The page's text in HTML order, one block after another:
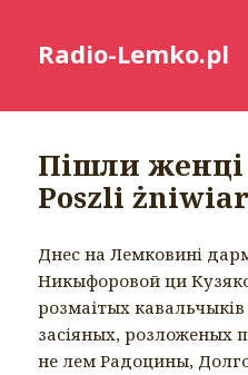
Radio-Lemko.pl
Пішли
Poszli
Днес на Лемковинi
Никыфоровой ци
розмаітых
засiяных, розложеных
не лем Радоцины,